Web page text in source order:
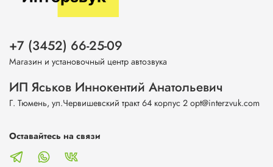
+7 (3452) 66-25-09
Магазин и установочный центр автозвука
ИП Яськов Иннокентий Анатольевич
Г. Тюмень, ул.Червишевский тракт 64 корпус 2 opt@interzvuk.com
Оставайтесь на связи